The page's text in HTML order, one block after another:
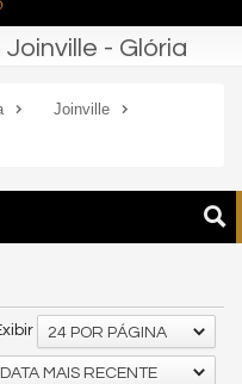
- Glória
Joinville
24 POR PÁGINA
DATA MAIS RECENTE